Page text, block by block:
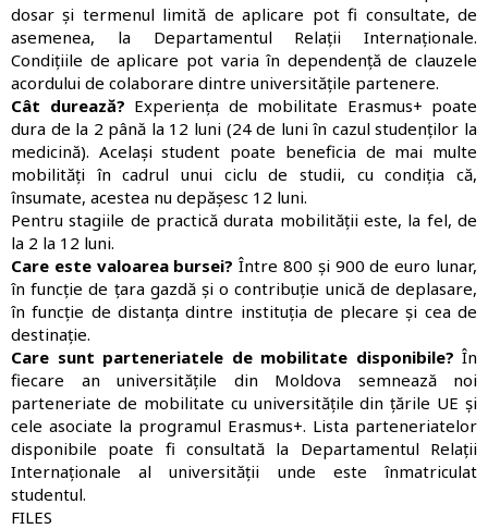
dosar și termenul limită de aplicare pot fi consultate, de
asemenea, la Departamentul Relații Internaționale.
Condițiile de aplicare pot varia în dependență de clauzele
acordului de colaborare dintre universitățile partenere.
Cât durează? Experiența de mobilitate Erasmus+ poate
dura de la 2 până la 12 luni (24 de luni în cazul studenților la
medicină). Același student poate beneficia de mai multe
mobilități în cadrul unui ciclu de studii, cu condiția că,
însumate, acestea nu depășesc 12 luni.
Pentru stagiile de practică durata mobilității este, la fel, de
la 2 la 12 luni.
Care este valoarea bursei? Între 800 și 900 de euro lunar,
în funcție de țara gazdă și o contribuție unică de deplasare,
în funcție de distanța dintre instituția de plecare și cea de
destinație.
Care sunt parteneriatele de mobilitate disponibile? În
fiecare an universitățile din Moldova semnează noi
parteneriate de mobilitate cu universitățile din țările UE și
cele asociate la programul Erasmus+. Lista parteneriatelor
disponibile poate fi consultată la Departamentul Relații
Internaționale al universității unde este înmatriculat
studentul.
FILES